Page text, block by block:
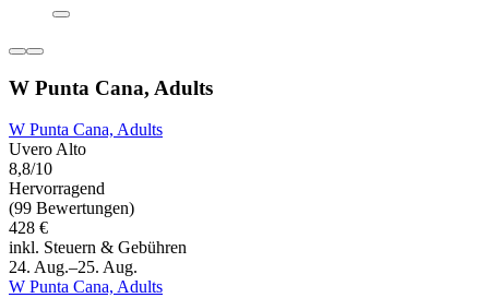
W Punta Cana, Adults
W Punta Cana, Adults
Uvero Alto
8,8/10
Hervorragend
(99 Bewertungen)
428 €
inkl. Steuern & Gebühren
24. Aug.–25. Aug.
W Punta Cana, Adults